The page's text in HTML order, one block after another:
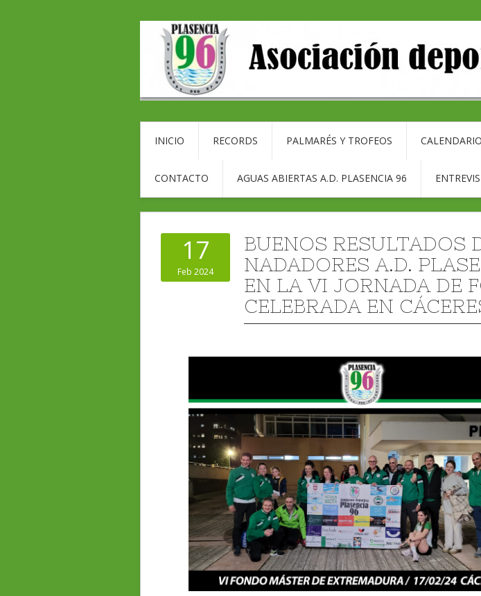
INICIO RECORDS PALMARÉS Y TROFEOS
CONTACTO AGUAS ABIERTAS A.D. PLASENCIA 96
17
Feb 2024
BUENOS RESULTADOS
NADADORES A.D.
EN LA VI JORNADA DE
CELEBRADA EN